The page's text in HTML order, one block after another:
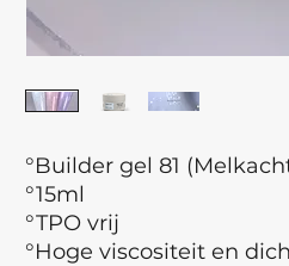
°Builder gel 81
°15ml
°TPO vrij
°Hoge viscositeit en